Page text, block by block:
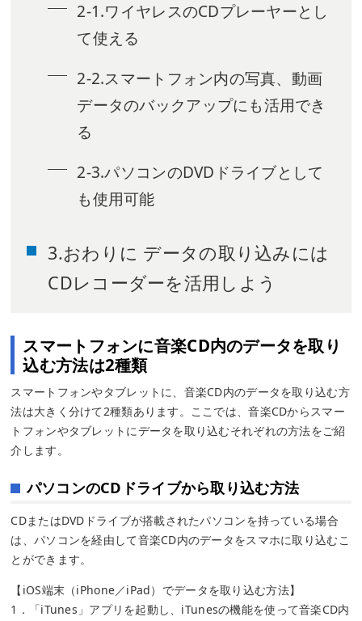
2-1.ワイヤレスのCDプレーヤーとし
て使える
2-2.スマートフォン内の写真、動画
データのバックアップにも活用でき
る
2-3.パソコンのDVDドライブとして
も使用可能
3.おわりに データの取り込みには
CDレコーダーを活用しよう
スマートフォンに音楽CD内のデータを取り
込む方法は2種類
スマートフォンやタブレットに、音楽CD内のデータを取り込む方
法は大きく分けて2種類あります。ここでは、音楽CDからスマー
トフォンやタブレットにデータを取り込むそれぞれの方法をご紹
介します。
パソコンのCDドライブから取り込む方法
CDまたはDVDドライブが搭載されたパソコンを持っている場合
は、パソコンを経由して音楽CD内のデータをスマホに取り込むこ
とができます。
【iOS端末（iPhone／iPad）でデータを取り込む方法】
1．「iTunes」アプリを起動し、iTunesの機能を使って音楽CD内